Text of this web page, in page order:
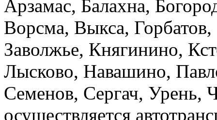
Арзамас, Балахна,
Ворсма, Выкса,
Заволжье, Княгинино,
Лысково, Навашино,
Семенов, Сергач, Урень,
осуществляется